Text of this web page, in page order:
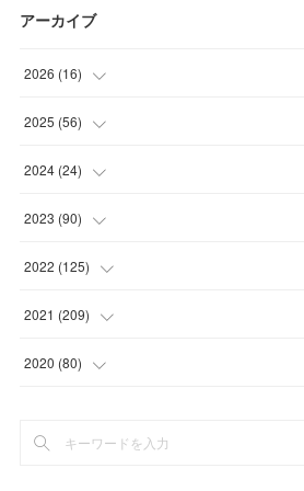
アーカイブ
2026 (16)
(1
(1
(7
(7)
2025 (56)
(5
(11 )
(17
(15
2024 (24)
(1
(1)
(2)
(9
2023 (90)
(12
(17
(16
(1)
2022 (125)
(8)
(11 )
(15
2021 (209)
(9
(
2020 (80)
(